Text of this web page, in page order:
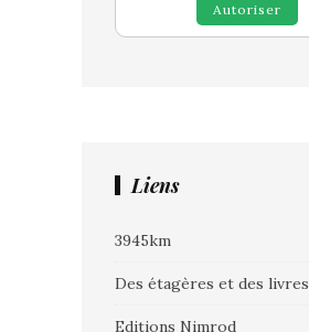
Autoriser
Liens
3945km
Des étagères et des livres
Editions Nimrod